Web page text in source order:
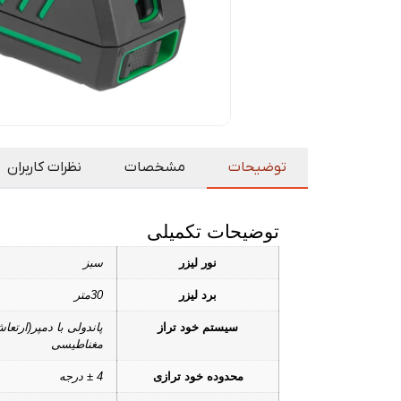
توضیحات مشخصات نظرات کاربران
توضیحات تکمیلی
نور لیزر سبز
برد لیزر 30متر
سیستم خود تراز
پاندولی با
مغناطیسی
محدوده خود ترازی 4 ± درجه